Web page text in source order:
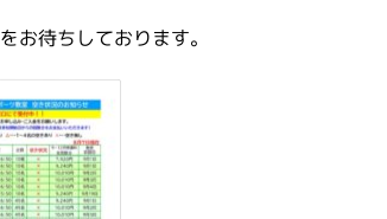
お待ちしております。